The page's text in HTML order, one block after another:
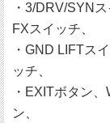
・3/DRV/SYN
FXスイッチ、
・GND LIFTス
ッチ、
・EXITボタン
ン、